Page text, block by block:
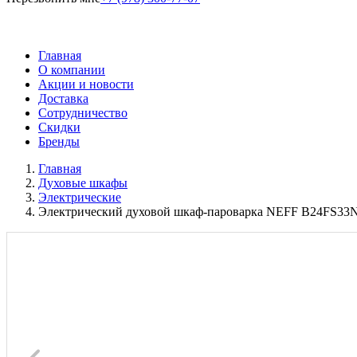
Главная
О компании
Акции и новости
Доставка
Сотрудничество
Скидки
Бренды
Главная
Духовые шкафы
Электрические
Электрический духовой шкаф-пароварка NEFF